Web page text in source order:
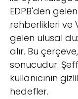
EDPB'den
rehberlikleri ve
gelen ulusal
alır. Bu
sonucudur.
kullanıcının
hedefler.